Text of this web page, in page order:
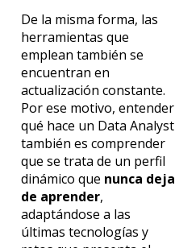
De la misma forma, las
herramientas que
emplean también se
encuentran en
actualización constante.
Por ese motivo, entender
qué hace un Data Analyst
también es comprender
que se trata de un perfil
dinámico que nunca deja
de aprender,
adaptándose a las
últimas tecnologías y